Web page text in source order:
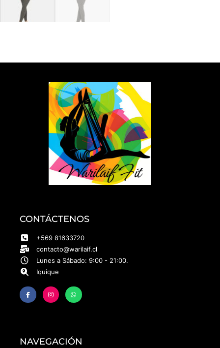
CONTÁCTENOS
+569 81633720
contacto@warilaif.cl
Lunes a Sábado: 9:00 - 21:00.
Iquique
NAVEGACIÓN